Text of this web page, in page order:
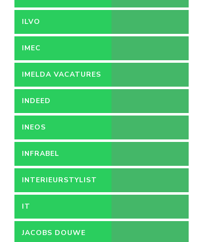
ILVO
IMEC
IMELDA VACATURES
INDEED
INEOS
INFRABEL
INTERIEURSTYLIST
IT
JACOBS DOUWE